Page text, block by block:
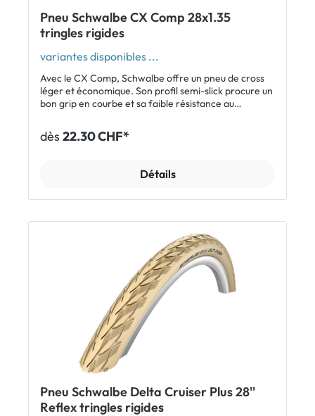
Pneu Schwalbe CX Comp 28x1.35
tringles rigides
variantes disponibles ...
Avec le CX Comp, Schwalbe offre un pneu de cross
léger et économique. Son profil semi-slick procure un
bon grip en courbe et sa faible résistance au
Caractéristiques: Pneu de grande qualité Schwalbe
adapté à différentes disciplines Profil ingénieux semi-
Schwalbe CX Comp tringles rigides
dès 22.30 CHF*
Détails
Pneu Schwalbe Delta Cruiser Plus 28''
Reflex tringles rigides